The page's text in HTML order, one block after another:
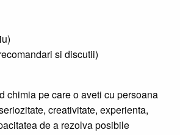
si discutii)
chimia pe care o aveti cu persoana
creativitate, experienta,
de a rezolva posibile